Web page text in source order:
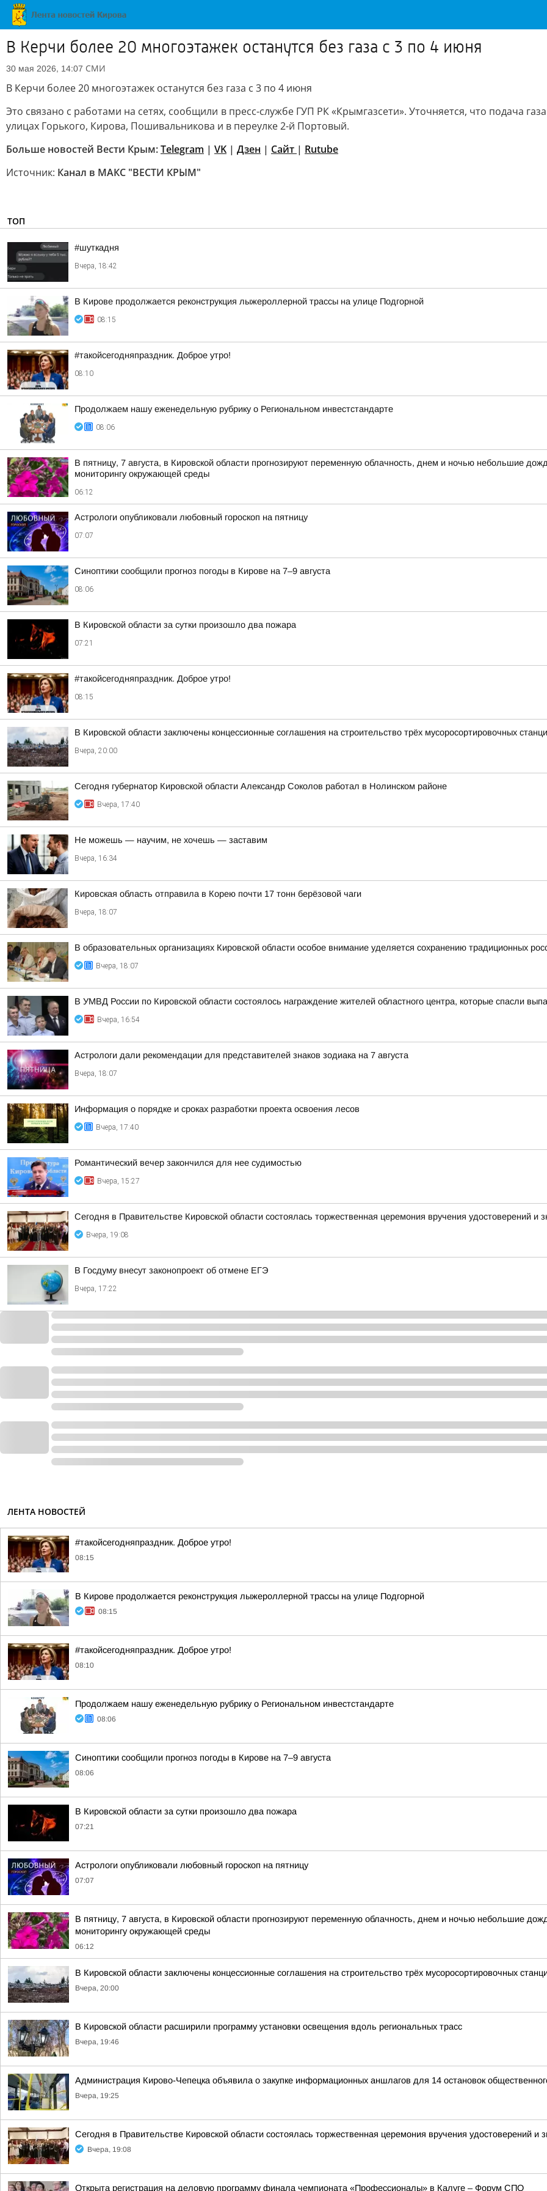
В Керчи более 20 многоэтажек останутся без газа с 3 по 4 июня
30 мая 2026, 14:07 СМИ
В Керчи более 20 многоэтажек останутся без газа с 3 по 4 июня
Это связано с работами на сетях, сообщили в пресс-службе ГУП РК «Крымгазсети». Уточняется, что подача
улицах Горького, Кирова, Пошивальникова и в переулке 2-й Портовый.
Больше новостей Вести Крым:Telegram | VK | Дзен | Сайт | Rutube
Источник: Канал в МАКС "ВЕСТИ КРЫМ"
ТОП
#шуткадня
Вчера, 18:42
В Кирове продолжается реконструкция лыжероллерной трассы на улице Подгорной
08:15
#такойсегодняпраздник. Доброе утро!
08:10
Продолжаем нашу еженедельную рубрику о Региональном инвестстандарте
08:06
В пятницу, 7 августа, в Кировской области прогнозируют переменную облачность, днем и ночью небольшие
мониторингу окружающей среды
06:12
Астрологи опубликовали любовный гороскоп на пятницу
07:07
Синоптики сообщили прогноз погоды в Кирове на 7–9 августа
08:06
В Кировской области за сутки произошло два пожара
07:21
#такойсегодняпраздник. Доброе утро!
08:15
В Кировской области заключены концессионные соглашения на строительство трёх мусоросортировочных
Вчера, 20:00
Сегодня губернатор Кировской области Александр Соколов работал в Нолинском районе
Вчера, 17:40
Не можешь — научим, не хочешь — заставим
Вчера, 16:34
Кировская область отправила в Корею почти 17 тонн берёзовой чаги
Вчера, 18:07
В образовательных организациях Кировской области особое внимание уделяется сохранению традиционных
Вчера, 18:07
В УМВД России по Кировской области состоялось награждение жителей областного центра, которые спасли
Вчера, 16:54
Астрологи дали рекомендации для представителей знаков зодиака на 7 августа
Вчера, 18:07
Информация о порядке и сроках разработки проекта освоения лесов
Вчера, 17:40
Романтический вечер закончился для нее судимостью
Вчера, 15:27
Сегодня в Правительстве Кировской области состоялась торжественная церемония вручения удостоверений и
Вчера, 19:08
В Госдуму внесут законопроект об отмене ЕГЭ
Вчера, 17:22
ЛЕНТА НОВОСТЕЙ
#такойсегодняпраздник. Доброе утро!
08:15
В Кирове продолжается реконструкция лыжероллерной трассы на улице Подгорной
08:15
#такойсегодняпраздник. Доброе утро!
08:10
Продолжаем нашу еженедельную рубрику о Региональном инвестстандарте
08:06
Синоптики сообщили прогноз погоды в Кирове на 7–9 августа
08:06
В Кировской области за сутки произошло два пожара
07:21
Астрологи опубликовали любовный гороскоп на пятницу
07:07
В пятницу, 7 августа, в Кировской области прогнозируют переменную облачность, днем и ночью небольшие
мониторингу окружающей среды
06:12
В Кировской области заключены концессионные соглашения на строительство трёх мусоросортировочных
Вчера, 20:00
В Кировской области расширили программу установки освещения вдоль региональных трасс
Вчера, 19:46
Администрация Кирово-Чепецка объявила о закупке информационных аншлагов для 14 остановок
Вчера, 19:25
Сегодня в Правительстве Кировской области состоялась торжественная церемония вручения удостоверений и
Вчера, 19:08
Открыта регистрация на деловую программу финала чемпионата «Профессионалы» в Калуге – Форум СПО